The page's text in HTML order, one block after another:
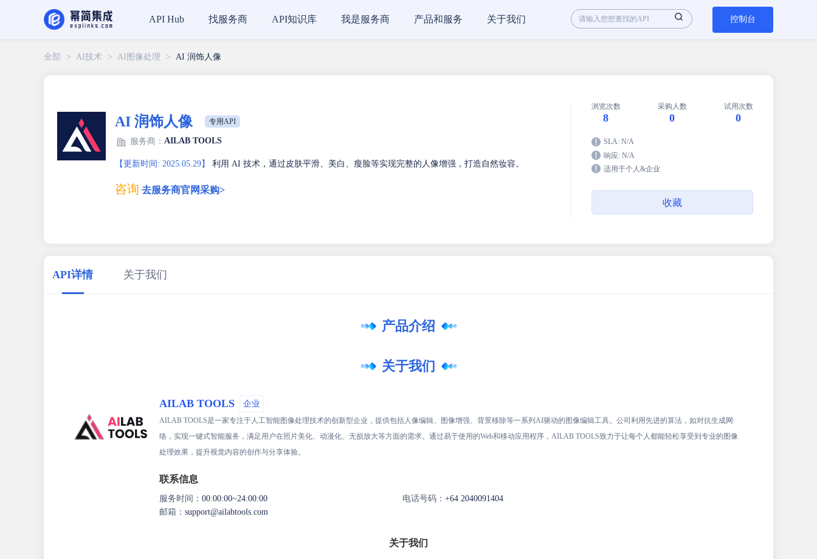
API Hub 找服务商 API知识库 我是服务商 产品和服务 关于我们 控制台
全部 > AI技术 > AI图像处理 > AI 润饰人像
AI 润饰人像 专用API
服务商： AILAB TOOLS
【更新时间: 2025.05.29】 利用 AI 技术，通过皮肤平滑、美白、瘦脸等实现完整的人像增强，打造自然妆容。
咨询 去服务商官网采购>
浏览次数
8
采购人数
0
试用次数
0
SLA: N/A
响应: N/A
适用于个人&企业
收藏
API详情 关于我们
产品介绍
关于我们
AILAB TOOLS 企业
AILAB TOOLS是一家专注于人工智能图像处理技术的创新型企业，提供包括人像编辑、图像增强、背景移除等一系列AI驱动的图像编辑工具。公司利用先进的算法，如对抗生成网
络，实现一键式智能服务，满足用户在照片美化、动漫化、无损放大等方面的需求。通过易于使用的Web和移动应用程序，AILAB TOOLS致力于让每个人都能轻松享受到专业的图像
处理效果，提升视觉内容的创作与分享体验。
联系信息
服务时间： 00:00:00~24:00:00 电话号码： +64 2040091404
邮箱： support@ailabtools.com
关于我们